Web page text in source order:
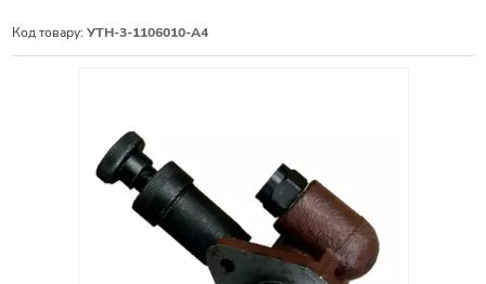
Код товару: УТН-3-1106010-А4